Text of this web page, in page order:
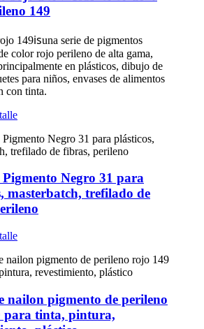
149
149isuna serie de pigmentos
color rojo perileno de alta gama,
en plásticos, dibujo de
para niños, envases de alimentos
con tinta.
Negro 31 para
masterbatch, trefilado de
nailon pigmento de perileno
para tinta, pintura,